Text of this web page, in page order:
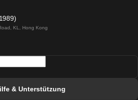
von Lissabon nach Madrid
KL, Hong Kong
& Unterstützung